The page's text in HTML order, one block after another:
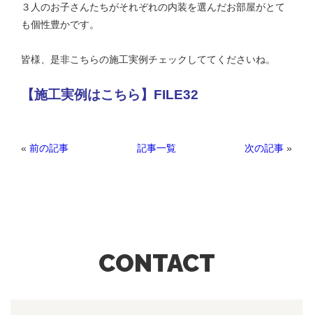
３人のお子さんたちがそれぞれの内装を選んだお部屋がとて
も個性豊かです。
皆様、是非こちらの施工実例チェックしててくださいね。
【施工実例はこちら】FILE32
記事一覧
« 前の記事 次の記事 »
CONTACT